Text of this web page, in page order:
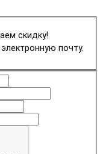
скидку!
почту.